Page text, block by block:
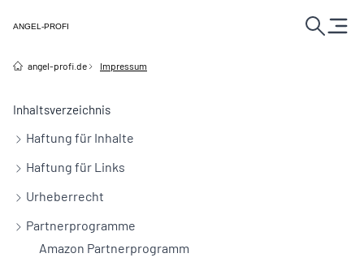
ANGEL-PROFI
angel-profi.de Impressum
Inhaltsverzeichnis
Haftung für Inhalte
Haftung für Links
Urheberrecht
Partnerprogramme
Amazon Partnerprogramm